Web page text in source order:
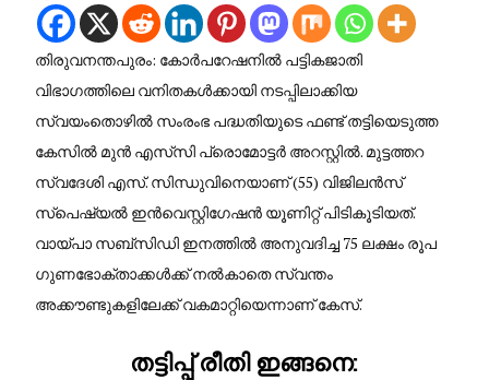
തിരുവനന്തപുരം: കോർപറേഷനിൽ പട്ടികജാതി
വിഭാഗത്തിലെ വനിതകൾക്കായി നടപ്പിലാക്കിയ
സ്വയംതൊഴിൽ സംരംഭ പദ്ധതിയുടെ ഫണ്ട് തട്ടിയെടുത്ത
കേസിൽ മുൻ എസ്‌സി പ്രൊമോട്ടർ അറസ്റ്റിൽ. മുട്ടത്തറ
സ്വദേശി എസ്. സിന്ധുവിനെയാണ് (55) വിജിലൻസ്
സ്പെഷ്യൽ ഇൻവെസ്റ്റിഗേഷൻ യൂണിറ്റ് പിടികൂടിയത്.
വായ്പാ സബ്‌സിഡി ഇനത്തിൽ അനുവദിച്ച 75 ലക്ഷം രൂപ
ഗുണഭോക്താക്കൾക്ക് നൽകാതെ സ്വന്തം
അക്കൗണ്ടുകളിലേക്ക് വകമാറ്റിയെന്നാണ് കേസ്.
തട്ടിപ്പ് രീതി ഇങ്ങനെ: